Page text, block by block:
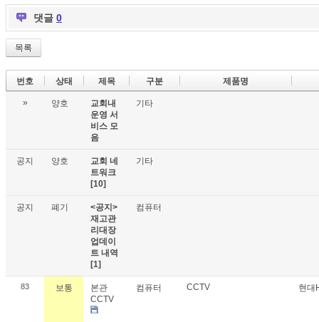
댓글 0
목록
번호 상태 제목 구분 제품명
» 양호
교회내
운영 서
비스 모
음
기타
공지 양호
교회 네
트워크
[10]
기타
공지 폐기
<공지>
재고관
리대장
업데이
트 내역
[1]
컴퓨터
83 보통
본관
CCTV
컴퓨터 CCTV 현대